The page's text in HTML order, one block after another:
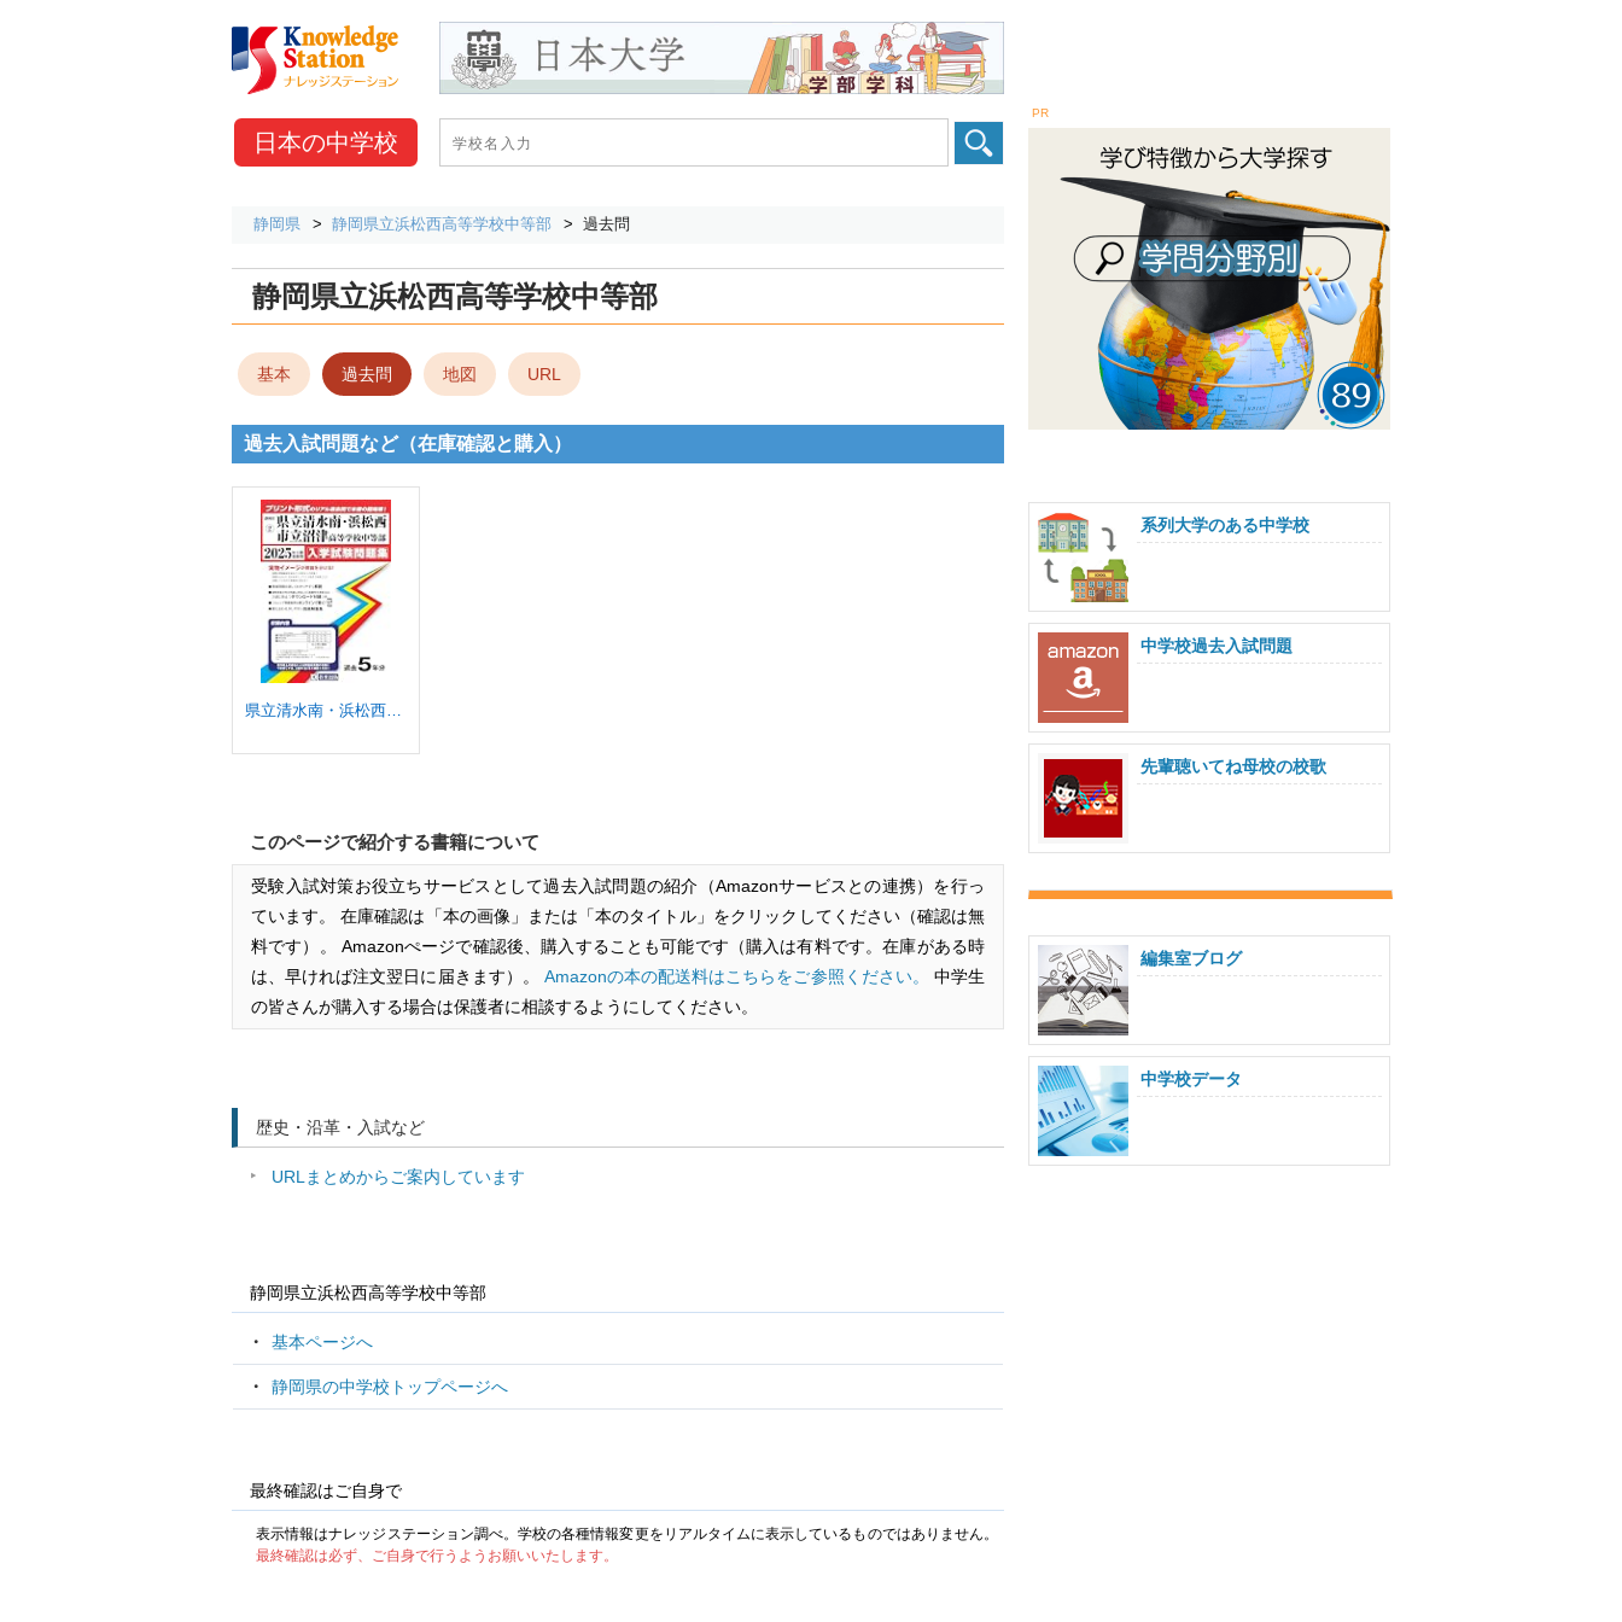
日本の中学校
静岡県 静岡県立浜松西高等学校中等部 過去問
静岡県立浜松西高等学校中等部
基本 過去問 地図 URL
過去入試問題など（在庫確認と購入）
県立清水南・浜松西・市立沼津高等学校中等部 入学試験問題集 2025年春受験用 (プリント形式のリアル過去問で本番の臨場感！) (静岡県中学校 2)
このページで紹介する書籍について
受験入試対策お役立ちサービスとして過去入試問題の紹介（Amazonサービスとの連携）を行っ
ています。 在庫確認は「本の画像」または「本のタイトル」をクリックしてください（確認は無
料です）。 Amazonぺージで確認後、購入することも可能です（購入は有料です。在庫がある時
は、早ければ注文翌日に届きます）。 Amazonの本の配送料はこちらをご参照ください。
中学生
の皆さんが購入する場合は保護者に相談するようにしてください。
歴史・沿革・入試など
URLまとめからご案内しています
静岡県立浜松西高等学校中等部
基本ページへ
静岡県の中学校トップページへ
最終確認はご自身で
表示情報はナレッジステーション調べ。学校の各種情報変更をリアルタイムに表示しているものではありません。
最終確認は必ず、ご自身で行うようお願いいたします。
PR
系列大学のある中学校
中学校過去入試問題
先輩聴いてね母校の校歌
編集室ブログ
中学校データ